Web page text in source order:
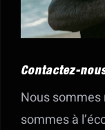
Showreel
Contactez-
Nous sommes
sommes à